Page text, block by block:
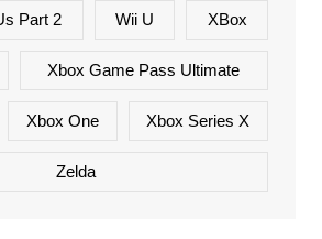
Part 2 Wii U XBox
Xbox Game Pass Ultimate
Xbox One Xbox Series X
Zelda